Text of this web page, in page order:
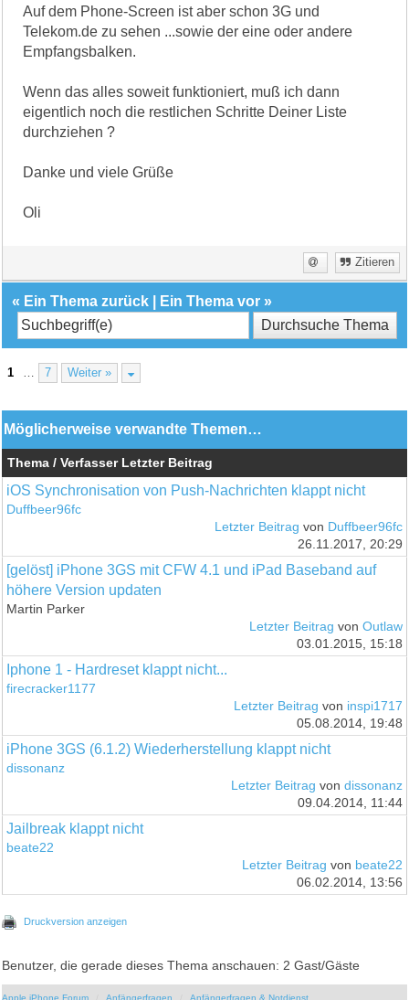
Auf dem Phone-Screen ist aber schon 3G und
Telekom.de zu sehen ...sowie der eine oder andere
Empfangsbalken.
Wenn das alles soweit funktioniert, muß ich dann
eigentlich noch die restlichen Schritte Deiner Liste
durchziehen ?
Danke und viele Grüße
Oli
Zitieren
« Ein Thema zurück Ein Thema vor »
1 7 Weiter »
Möglicherweise verwandte Themen…
Thema / Verfasser Letzter Beitrag
iOS Synchronisation von Push-Nachrichten klappt nicht
Duffbeer96fc
Letzter Beitrag von Duffbeer96fc
26.11.2017, 20:29
[gelöst] iPhone 3GS mit CFW 4.1 und iPad Baseband auf
höhere Version updaten
Martin Parker
Letzter Beitrag von Outlaw
03.01.2015, 15:18
Iphone 1 - Hardreset klappt nicht...
firecracker1177
Letzter Beitrag von inspi1717
05.08.2014, 19:48
iPhone 3GS (6.1.2) Wiederherstellung klappt nicht
dissonanz
Letzter Beitrag von dissonanz
09.04.2014, 11:44
Jailbreak klappt nicht
beate22
Letzter Beitrag von beate22
06.02.2014, 13:56
Druckversion anzeigen
Benutzer, die gerade dieses Thema anschauen: 2 Gast/Gäste
Apple iPhone Forum Anfängerfragen Anfängerfragen & Notdienst